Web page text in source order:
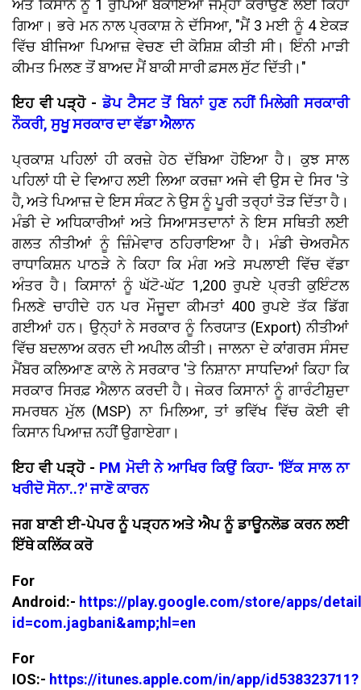
ਅਤੇ ਕਿਸਾਨ ਨੂੰ 1 ਰੁਪਿਆ ਬਕਾਇਆ ਜਮ੍ਹਾ ਕਰਾਉਣ ਲਈ ਕਿਹਾ
ਗਿਆ। ਭਰੇ ਮਨ ਨਾਲ ਪ੍ਰਕਾਸ਼ ਨੇ ਦੱਸਿਆ, "ਮੈਂ 3 ਮਈ ਨੂੰ 4 ਏਕੜ
ਵਿੱਚ ਬੀਜਿਆ ਪਿਆਜ਼ ਵੇਚਣ ਦੀ ਕੋਸ਼ਿਸ਼ ਕੀਤੀ ਸੀ। ਇੰਨੀ ਮਾੜੀ
ਕੀਮਤ ਮਿਲਣ ਤੋਂ ਬਾਅਦ ਮੈਂ ਬਾਕੀ ਸਾਰੀ ਫ਼ਸਲ ਸੁੱਟ ਦਿੱਤੀ।"
ਇਹ ਵੀ ਪੜ੍ਹੋ -ਡੋਪ ਟੈਸਟ ਤੋਂ ਬਿਨਾਂ ਹੁਣ ਨਹੀਂ ਮਿਲੇਗੀ ਸਰਕਾਰੀ
ਨੌਕਰੀ, ਸੁਖੂ ਸਰਕਾਰ ਦਾ ਵੱਡਾ ਐਲਾਨ
ਪ੍ਰਕਾਸ਼ ਪਹਿਲਾਂ ਹੀ ਕਰਜ਼ੇ ਹੇਠ ਦੱਬਿਆ ਹੋਇਆ ਹੈ। ਕੁਝ ਸਾਲ
ਪਹਿਲਾਂ ਧੀ ਦੇ ਵਿਆਹ ਲਈ ਲਿਆ ਕਰਜ਼ਾ ਅਜੇ ਵੀ ਉਸ ਦੇ ਸਿਰ 'ਤੇ
ਹੈ, ਅਤੇ ਪਿਆਜ਼ ਦੇ ਇਸ ਸੰਕਟ ਨੇ ਉਸ ਨੂੰ ਪੂਰੀ ਤਰ੍ਹਾਂ ਤੋੜ ਦਿੱਤਾ ਹੈ।
ਮੰਡੀ ਦੇ ਅਧਿਕਾਰੀਆਂ ਅਤੇ ਸਿਆਸਤਦਾਨਾਂ ਨੇ ਇਸ ਸਥਿਤੀ ਲਈ
ਗਲਤ ਨੀਤੀਆਂ ਨੂੰ ਜ਼ਿੰਮੇਵਾਰ ਠਹਿਰਾਇਆ ਹੈ। ਮੰਡੀ ਚੇਅਰਮੈਨ
ਰਾਧਾਕਿਸ਼ਨ ਪਾਠੜੇ ਨੇ ਕਿਹਾ ਕਿ ਮੰਗ ਅਤੇ ਸਪਲਾਈ ਵਿੱਚ ਵੱਡਾ
ਅੰਤਰ ਹੈ। ਕਿਸਾਨਾਂ ਨੂੰ ਘੱਟੋ-ਘੱਟ 1,200 ਰੁਪਏ ਪ੍ਰਤੀ ਕੁਇੰਟਲ
ਮਿਲਣੇ ਚਾਹੀਦੇ ਹਨ ਪਰ ਮੌਜੂਦਾ ਕੀਮਤਾਂ 400 ਰੁਪਏ ਤੱਕ ਡਿੱਗ
ਗਈਆਂ ਹਨ। ਉਨ੍ਹਾਂ ਨੇ ਸਰਕਾਰ ਨੂੰ ਨਿਰਯਾਤ (Export) ਨੀਤੀਆਂ
ਵਿੱਚ ਬਦਲਾਅ ਕਰਨ ਦੀ ਅਪੀਲ ਕੀਤੀ। ਜਾਲਨਾ ਦੇ ਕਾਂਗਰਸ ਸੰਸਦ
ਮੈਂਬਰ ਕਲਿਆਣ ਕਾਲੇ ਨੇ ਸਰਕਾਰ 'ਤੇ ਨਿਸ਼ਾਨਾ ਸਾਧਦਿਆਂ ਕਿਹਾ ਕਿ
ਸਰਕਾਰ ਸਿਰਫ਼ ਐਲਾਨ ਕਰਦੀ ਹੈ। ਜੇਕਰ ਕਿਸਾਨਾਂ ਨੂੰ ਗਾਰੰਟੀਸ਼ੁਦਾ
ਸਮਰਥਨ ਮੁੱਲ (MSP) ਨਾ ਮਿਲਿਆ, ਤਾਂ ਭਵਿੱਖ ਵਿੱਚ ਕੋਈ ਵੀ
ਕਿਸਾਨ ਪਿਆਜ਼ ਨਹੀਂ ਉਗਾਏਗਾ।
ਇਹ ਵੀ ਪੜ੍ਹੋ - PM ਮੋਦੀ ਨੇ ਆਖਿਰ ਕਿਉਂ ਕਿਹਾ- 'ਇੱਕ ਸਾਲ ਨਾ
ਖਰੀਦੋ ਸੋਨਾ..?' ਜਾਣੋ ਕਾਰਨ
ਜਗ ਬਾਣੀ ਈ-ਪੇਪਰ ਨੂੰ ਪੜ੍ਹਨ ਅਤੇ ਐਪ ਨੂੰ ਡਾਊਨਲੋਡ ਕਰਨ ਲਈ
ਇੱਥੇ ਕਲਿੱਕ ਕਰੋ
For
Android:- https://play.google.com/store/apps/
id=com.jagbani&amp;hl=en
For
IOS:- https://itunes.apple.com/in/app/id538323711?